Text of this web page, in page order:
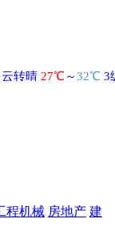
程机械 房地产 建